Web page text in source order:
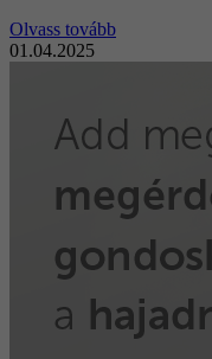
Olvass tovább
01.04.2025